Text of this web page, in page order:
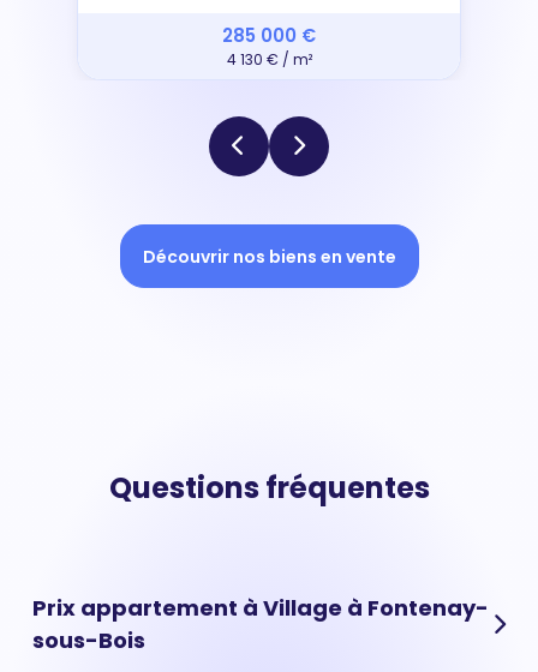
285 000 €
4 130 € / m²
Découvrir nos biens en vente
Questions fréquentes
Prix appartement à Village à Fontenay-
sous-Bois